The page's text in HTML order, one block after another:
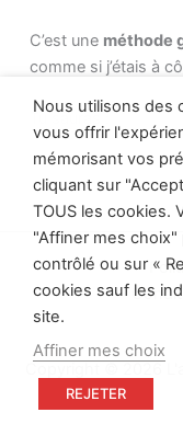
des
comment
chaque
l’entretien
tous les
mortaise,
Ce cours
performant, précis
sereinement — et
inutiles. Vous
ensuite investir
cause.
C’est une méthode
comme si j’étais à
Tu sauras :
➜ par où
➜ quoi faire ensuite,
➜ et surtout
À la fin, tu tiendras
mais surtoutune
projet jusqu’au
savoir-faire.
Voir plus
Copyright © 2026
Nous utilisons des
vous offrir
mémorisant vos
cliquant sur
TOUS les cookies.
"Affiner mes
contrôlé ou sur «
cookies sauf les
site.
Affiner mes choix
REJETER